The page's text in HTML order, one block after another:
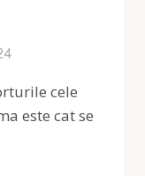
cele
este cat se